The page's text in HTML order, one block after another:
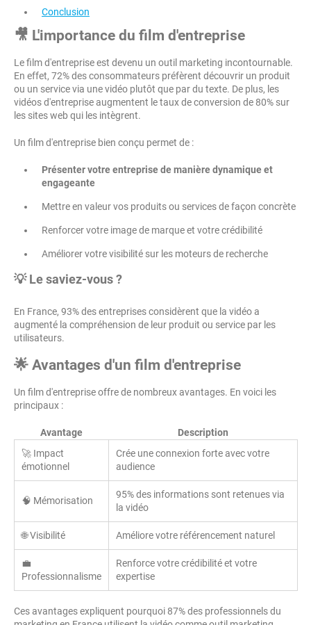
Conclusion
🎥 L'importance du film d'entreprise
Le film d'entreprise est devenu un outil marketing incontournable.
En effet, 72% des consommateurs préfèrent découvrir un produit
ou un service via une vidéo plutôt que par du texte. De plus, les
vidéos d'entreprise augmentent le taux de conversion de 80% sur
les sites web qui les intègrent.
Un film d'entreprise bien conçu permet de :
Présenter votre entreprise de manière dynamique et
engageante
Mettre en valeur vos produits ou services de façon concrète
Renforcer votre image de marque et votre crédibilité
Améliorer votre visibilité sur les moteurs de recherche
💡 Le saviez-vous ?
En France, 93% des entreprises considèrent que la vidéo a
augmenté la compréhension de leur produit ou service par les
utilisateurs.
🌟 Avantages d'un film d'entreprise
Un film d'entreprise offre de nombreux avantages. En voici les
principaux :
Avantage
Description
🚀 Impact
émotionnel
Crée une connexion forte avec votre
audience
🧠 Mémorisation
95% des informations sont retenues via
la vidéo
🌐 Visibilité Améliore votre référencement naturel
💼
Professionnalisme
Renforce votre crédibilité et votre
expertise
Ces avantages expliquent pourquoi 87% des professionnels du